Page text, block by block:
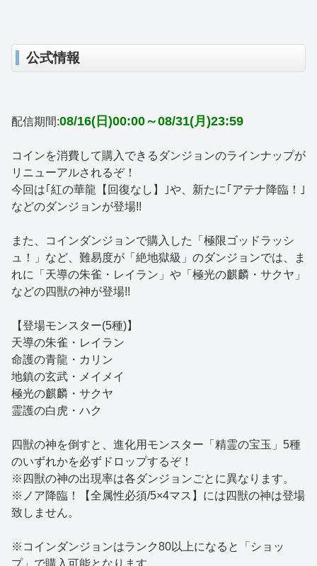
公式情報
配信期間:08/16(日)00:00～08/31(月)23:59
コインを消費して購入できるダンジョンのラインナップが
リニューアルされるぞ！
今回は｢紅の華龍【回復なし】｣や、新たに｢アテナ降臨！｣
などのダンジョンが登場!!
また、コインダンジョンで購入した「極限ゴッドラッシ
ュ！」など、難易度が「絶地獄級」のダンジョンでは、ま
れに「天導の朱雀・レイラン」や「極光の麒麟・サクヤ」
などの四獣の神が登場!!
【登場モンスター(5種)】
天導の朱雀・レイラン
命護の青龍・カリン
地鎮の玄武・メイメイ
極光の麒麟・サクヤ
霊護の白虎・ハク
四獣の神を倒すと、進化用モンスター「精霊の宝玉」5種
のいずれかを必ずドロップするぞ！
※四獣の神の出現率は各ダンジョンごとに異なります。
※ノア降臨！【全属性必須/5×4マス】には四獣の神は登場
致しません。
※コインダンジョンはランク80以上になると「ショッ
プ」で購入可能となります。